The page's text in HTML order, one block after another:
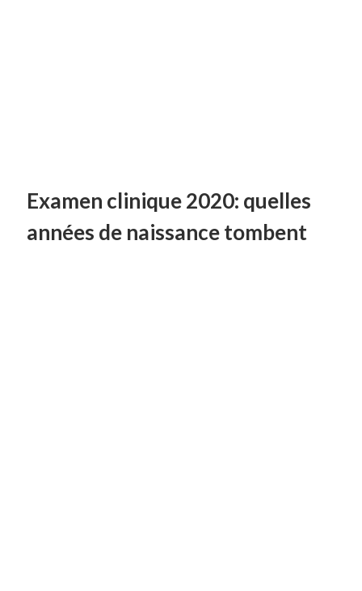
Examen clinique 2020: quelles
années de naissance tombent